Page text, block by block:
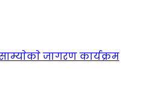
जागरण कार्यक्रम